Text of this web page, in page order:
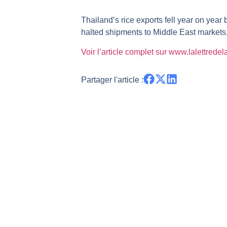
TELEPERFORMANCE : Faut-il
Christian Parisot : Les marchés à
Bernard Prats-Desclaux : Penser
S&P500 : Des records, mais
Thailand’s rice exports fell year on
halted shipments to Middle East
Voir l’article complet sur
Partager l'article :